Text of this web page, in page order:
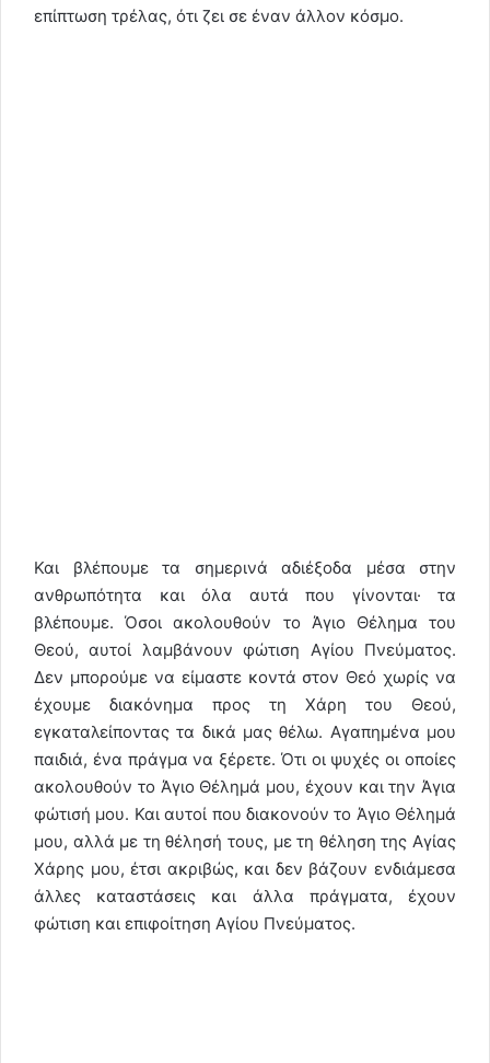
επίπτωση τρέλας, ότι ζει σε έναν άλλον κόσμο.
Και βλέπουμε τα σημερινά αδιέξοδα μέσα στην
ανθρωπότητα και όλα αυτά που γίνονται· τα
βλέπουμε. Όσοι ακολουθούν το Άγιο Θέλημα του
Θεού, αυτοί λαμβάνουν φώτιση Αγίου Πνεύματος.
Δεν μπορούμε να είμαστε κοντά στον Θεό χωρίς να
έχουμε διακόνημα προς τη Χάρη του Θεού,
εγκαταλείποντας τα δικά μας θέλω. Αγαπημένα μου
παιδιά, ένα πράγμα να ξέρετε. Ότι οι ψυχές οι οποίες
ακολουθούν το Άγιο Θέλημά μου, έχουν και την Άγια
φώτισή μου. Και αυτοί που διακονούν το Άγιο Θέλημά
μου, αλλά με τη θέλησή τους, με τη θέληση της Αγίας
Χάρης μου, έτσι ακριβώς, και δεν βάζουν ενδιάμεσα
άλλες καταστάσεις και άλλα πράγματα, έχουν
φώτιση και επιφοίτηση Αγίου Πνεύματος.